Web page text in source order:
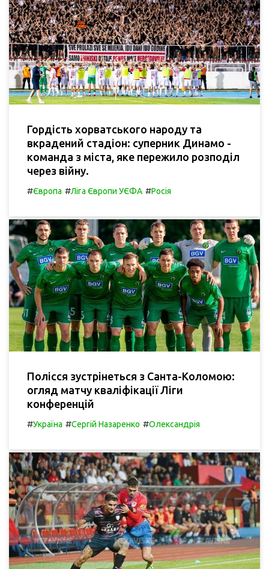
Гордість хорватського народу та
вкрадений стадіон: суперник Динамо -
команда з міста, яке пережило розподіл
через війну.
#Європа #Ліга Європи УЄФА #Росія
Полісся зустрінеться з Санта-Коломою:
огляд матчу кваліфікації Ліги
конференцій
#Україна #Сергій Назаренко #Олександрія